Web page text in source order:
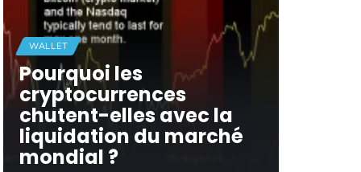
WALLET
Pourquoi les
cryptocurrences
chutent-elles avec la
liquidation du marché
mondial ?